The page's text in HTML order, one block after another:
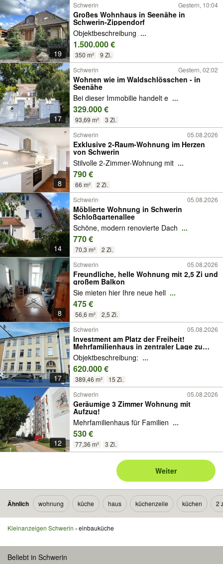
19
Schwerin Gestern, 10:04
Großes Wohnhaus in Seenähe in
Schwerin-Zippendorf
Objektbeschreibung ...
1.500.000 €
350 m² 9 Zi.
17
Schwerin Gestern, 02:02
Wohnen wie im Waldschlösschen - in
Seenähe
Bei dieser Immobilie handelt e ...
329.000 €
93,69 m² 3 Zi.
8
Schwerin 05.08.2026
Exklusive 2-Raum-Wohnung im Herzen
von Schwerin
Stilvolle 2-Zimmer-Wohnung mit ...
790 €
66 m² 2 Zi.
14
Schwerin 05.08.2026
Möblierte Wohnung in Schwerin
Schloßgartenallee
Schöne, modern renovierte Dach ...
770 €
70,3 m² 2 Zi.
8
Schwerin 05.08.2026
Freundliche, helle Wohnung mit 2,5 Zi und
großem Balkon
Sie mieten hier Ihre neue hell ...
475 €
56,6 m² 2,5 Zi.
17
Schwerin 05.08.2026
Investment am Platz der Freiheit!
Mehrfamilienhaus in zentraler Lage zu
verkaufen
Objektbeschreibung: ...
620.000 €
389,46 m² 15 Zi.
12
Schwerin 05.08.2026
Geräumige 3 Zimmer Wohnung mit
Aufzug!
Mehrfamilienhaus für Familien ...
530 €
77,36 m² 3 Zi.
Weiter
Ähnlich wohnung küche haus küchenzeile küchen 2
Kleinanzeigen Schwerin einbauküche
Beliebt in Schwerin